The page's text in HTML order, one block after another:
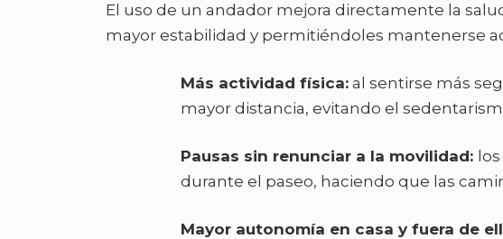
El uso de un andador mejora directamente la
mayor estabilidad y permitiéndoles mantenerse
Más actividad física:al sentirse más
mayor distancia, evitando el
Pausas sin renunciar a la movilidad:
durante el paseo, haciendo que las
Mayor autonomía en casa y fuera de